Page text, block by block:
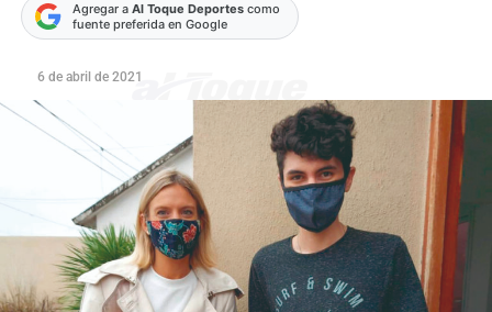
Agregar a Al Toque Deportescomo
fuente preferida en Google
6 de abril de 2021